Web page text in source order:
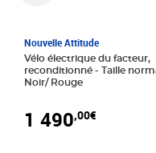
Nouvelle Attitude
Vélo électrique du facteur,
reconditionné - Taille normale -
Noir/ Rouge
1 490,00€